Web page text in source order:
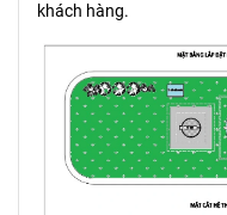
khách hàng.